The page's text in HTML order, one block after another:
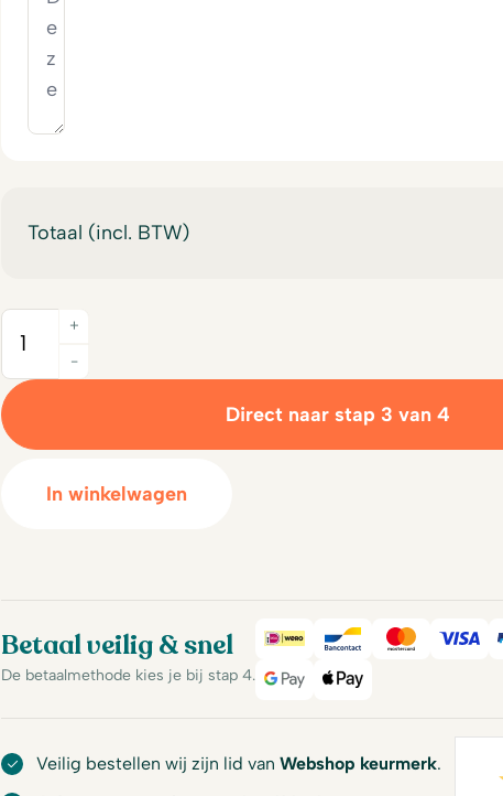
Totaal (incl. BTW)
Quantity
-
+
Direct naar stap 3 van 4
In winkelwagen
Betaal veilig & snel
De betaalmethode kies je bij stap 4.
iDeal BancontactMastercard
Visa
Google PayApple Pay
Veilig bestellen wij zijn lid van Webshop keurmerk.